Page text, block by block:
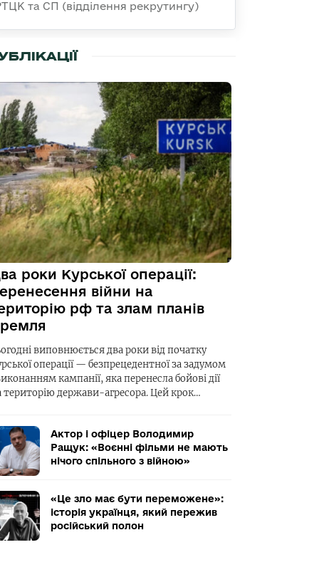
та СП (відділення рекрутингу)
роки Курської операції:
війни на
рф та злам планів
виповнюється два роки від початку
операції — безпрецедентної за задумом
кампанії, яка перенесла бойові дії
територію держави-агресора. Цей крок…
Актор і офіцер Володимир
Ращук: «Воєнні фільми не мають
нічого спільного з війною»
«Це зло має бути переможене»:
історія українця, який пережив
російський полон